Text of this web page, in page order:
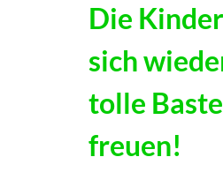
Die
sich
tolle
freuen!